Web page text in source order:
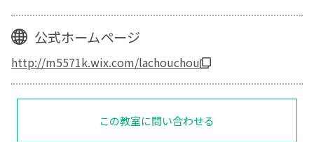
公式ホームページ
http://m5571k.wix.com/lachouchou
この教室に問い合わせる